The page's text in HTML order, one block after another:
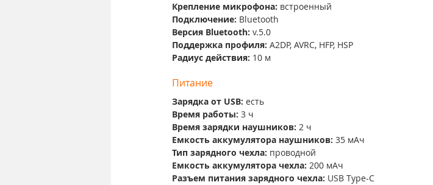
Крепление микрофона: встроенный
Подключение: Bluetooth
Версия Bluetooth: v.5.0
Поддержка профиля: A2DP, AVRC, HFP, HSP
Радиус действия: 10 м
Питание
Зарядка от USB: есть
Время работы: 3 ч
Время зарядки наушников: 2 ч
Емкость аккумулятора наушников: 35 мAч
Тип зарядного чехла: проводной
Емкость аккумулятора чехла: 200 мAч
Разъем питания зарядного чехла: USB Type-C